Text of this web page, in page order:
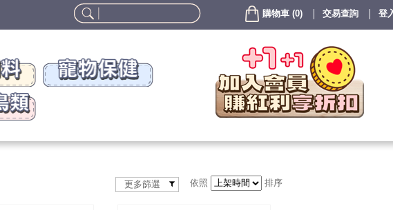
購物車 (0) 交易查詢 登
更多篩選 依照 排序